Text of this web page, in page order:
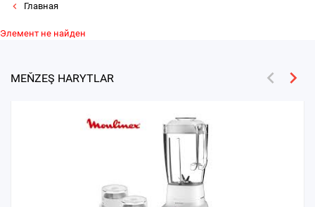
Главная
Элемент не найден
MEŇZEŞ HARYTLAR